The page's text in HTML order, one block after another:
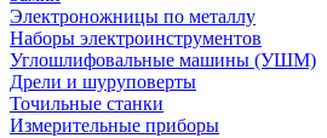
Электроножницы по металлу
Наборы электроинструментов
Углошлифовальные машины (УШМ)
Дрели и шуруповерты
Точильные станки
Измерительные приборы